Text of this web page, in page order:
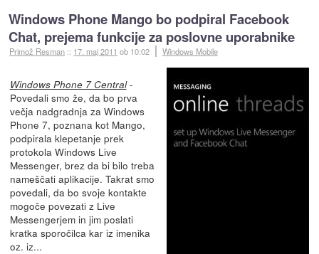
Windows Phone Mango bo podpiral Facebook
Chat, prejema funkcije za poslovne uporabnike
Primož Resman :: 17. maj 2011 ob 10:02 Windows Mobile
Windows Phone 7 Central-
Povedali smo že, da bo prva
večja nadgradnja za Windows
Phone 7, poznana kot Mango,
podpirala klepetanje prek
protokola Windows Live
Messenger, brez da bi bilo treba
nameščati aplikacije. Takrat smo
povedali, da bo svoje kontakte
mogoče povezati z Live
Messengerjem in jim poslati
kratka sporočilca kar iz imenika
oz. iz...